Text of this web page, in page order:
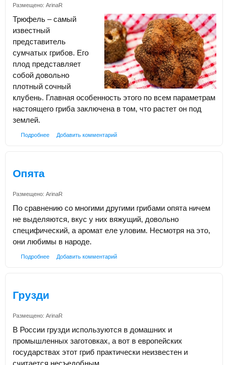
Размещено: ArinaR
Трюфель – самый
известный
представитель
сумчатых грибов. Его
плод представляет
собой довольно
плотный сочный
клубень. Главная особенность этого по всем параметрам
настоящего гриба заключена в том, что растет он под
землей.
Подробнее Добавить комментарий
Опята
Размещено: ArinaR
По сравнению со многими другими грибами опята ничем
не выделяются, вкус у них вяжущий, довольно
специфический, а аромат еле уловим. Несмотря на это,
они любимы в народе.
Подробнее Добавить комментарий
Грузди
Размещено: ArinaR
В России грузди используются в домашних и
промышленных заготовках, а вот в европейских
государствах этот гриб практически неизвестен и
считается несъедобным.